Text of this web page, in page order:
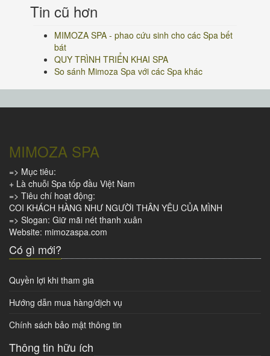
Tin cũ hơn
MIMOZA SPA - phao cứu sinh cho các Spa bết
bát
QUY TRÌNH TRIỂN KHAI SPA
So sánh Mimoza Spa với các Spa khác
MIMOZA SPA
=> Mục tiêu:
+ Là chuỗi Spa tốp đầu Việt Nam
=> Tiêu chí hoạt động:
COI KHÁCH HÀNG NHƯ NGƯỜI THÂN YÊU CỦA MÌNH
=> Slogan: Giữ mãi nét thanh xuân
Website: mimozaspa.com
Có gì mới?
Quyền lợi khi tham gia
Hướng dẫn mua hàng/dịch vụ
Chính sách bảo mật thông tin
Thông tin hữu ích